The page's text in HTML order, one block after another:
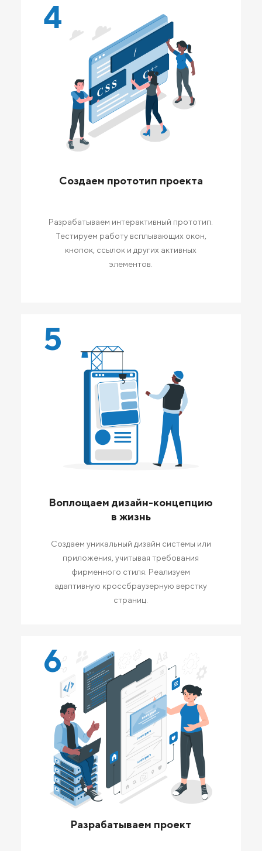
4
Создаем прототип проекта
Разрабатываем интерактивный прототип.
Тестируем работу всплывающих окон,
кнопок, ссылок и других активных
элементов.
5
Воплощаем дизайн-концепцию
в жизнь
Создаем уникальный дизайн системы или
приложения, учитывая требования
фирменного стиля. Реализуем
адаптивную кроссбраузерную верстку
страниц.
6
Разрабатываем проект